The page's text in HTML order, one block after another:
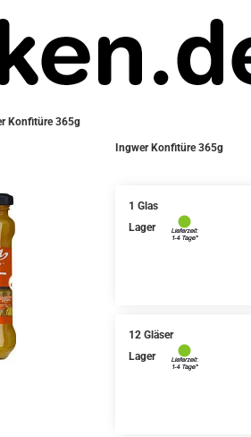
Konfitüre 365g
Ingwer Konfitüre 365g
1 Glas
Lager
12 Gläser
Lager